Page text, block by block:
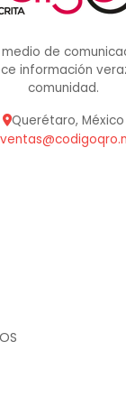
de
información
comunidad.
Querétaro, México